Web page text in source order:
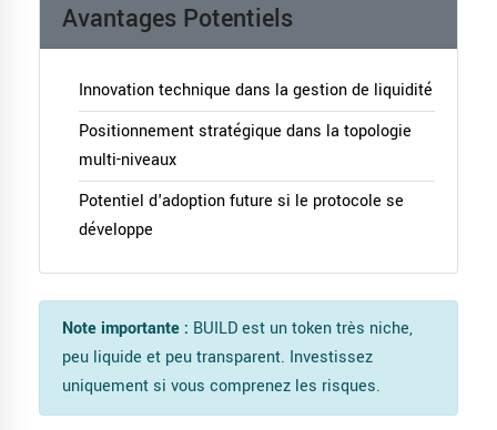
Avantages Potentiels
Innovation technique dans la gestion de liquidité
Positionnement stratégique dans la topologie
multi-niveaux
Potentiel d'adoption future si le protocole se
développe
Note importante : BUILD est un token très niche,
peu liquide et peu transparent. Investissez
uniquement si vous comprenez les risques.